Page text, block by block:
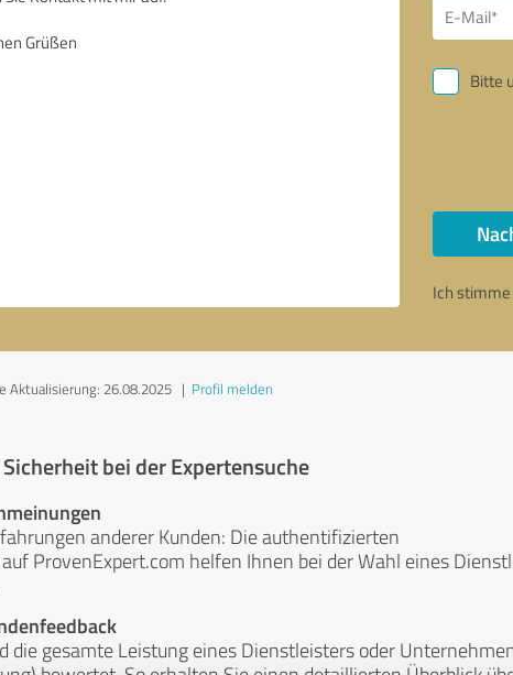
Bitte
Ich
Aktualisierung: 26.08.2025 | Profil melden
bei der Expertensuche
anderer Kunden: Die authentifizierten
ProvenExpert.com helfen Ihnen bei der Wahl eines
die gesamte Leistung eines Dienstleisters oder